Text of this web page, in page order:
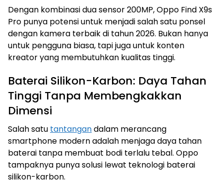
Dengan kombinasi dua sensor 200MP, Oppo Find X9s
Pro punya potensi untuk menjadi salah satu ponsel
dengan kamera terbaik di tahun 2026. Bukan hanya
untuk pengguna biasa, tapi juga untuk konten
kreator yang membutuhkan kualitas tinggi.
Baterai Silikon-Karbon: Daya Tahan
Tinggi Tanpa Membengkakkan
Dimensi
Salah satu tantangandalam merancang
smartphone modern adalah menjaga daya tahan
baterai tanpa membuat bodi terlalu tebal. Oppo
tampaknya punya solusi lewat teknologi baterai
silikon-karbon.